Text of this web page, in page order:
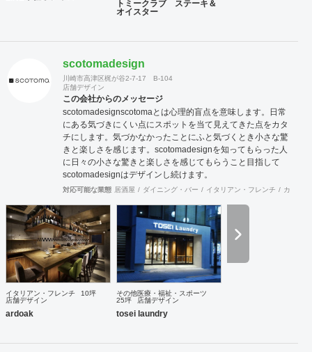
地方のご出店においても、弊社にお声をかけて頂くお客様も
麻布にある高級輸入家具店と、現在10年目を迎える上野アメ
横にあるハンバーグのお店です。 こちらの店舗を自ら経営す
ることでいかにお客様が利益を出すのに日々大変なご努力を
されているのかを改めて学ぶ事で出来ました。これらの経験
も活かして、ご依頼されるお客様に対して、弊社のインテリ
アデザイン設計施工面から、少しでもお客様のお店がご繁栄
そしてご利益を獲得出来るようにしっかりとした対応を行っ
てゆきたいと考えております。 まずはお気軽にご相談いただ
ければと思います、よろしくお願いいたします。
トミークラブ ステーキ＆
オイスター
scotomadesign
川崎市高津区梶が谷2-7-17 B-104
店舗デザイン
この会社からのメッセージ
scotomadesign ​ ​scotomaとは心理的盲点を意味します。 ​ ​日常
にある気づきにくい点にスポットを当て ​ ​見えてきた点をカタ
チにします。 ​ ​気づかなかったことにふと気づくとき ​ 小さな驚
きと楽しさを感じます。 ​ scotomadesignを知ってもらった人
に ​ ​日々の小さな驚きと楽しさを感じてもらうこと目指して ​ ​
scotomadesignはデザインし続けます。 ​
対応可能な業態 居酒屋 ダイニング・バー イタリアン・フレンチ カフェ
イタリアン・フレンチ
10坪
店舗デザイン
ardoak
その他医療・福祉・スポーツ
25坪
店舗デザイン
tosei laundry